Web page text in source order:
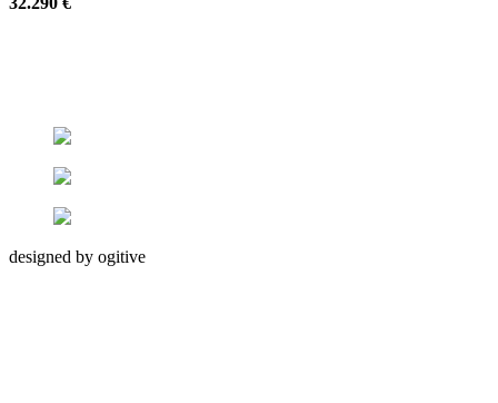
designed by ogitive